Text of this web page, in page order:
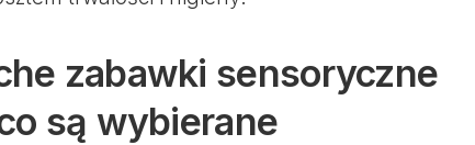
zabawki sensoryczne
są wybierane